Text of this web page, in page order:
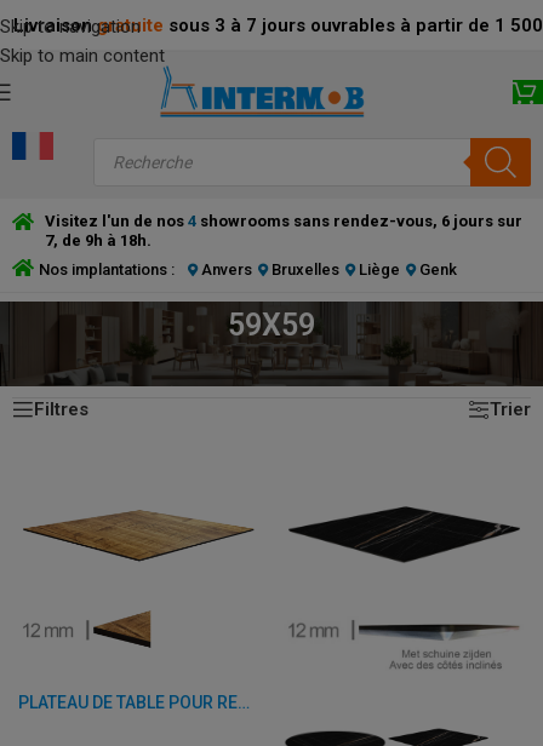
Skip to navigation
Skip to main content
Livraison gratuite sous 3 à 7 jours ouvrables à partir de 1
Visitez l'un de nos 4 showrooms sans rendez-vous, 6 jours sur
7, de 9h à 18h.
Nos implantations :
Anvers Bruxelles Liège Genk
59X59
ACCUEIL/PRODUCT DIMENSIONS DISPONIBLES
8 résultats affichés
Filtres
Trier
PLATEAU DE TABLE POUR RESTAURANT - COMPACT MANGO - 12 MM D'ÉPAISSEUR